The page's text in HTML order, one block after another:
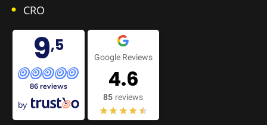
CRO
9,5
86 reviews
by
Google Reviews
4.6
85 reviews